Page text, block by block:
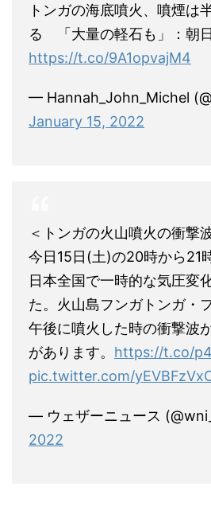
トンガの海底噴火、噴煙は
る 「大量の軽石も」：朝
https://t.co/9A1opvajM4
— Hannah_John_Michel
January 15, 2022
＜トンガの火山噴火の衝撃
今日15日(土)の20時から21
日本全国で一時的な気圧変
た。火山島フンガトンガ・
午後に噴火した時の衝撃波
があります。 https://t.co/
pic.twitter.com/
— ウェザーニュース
2022